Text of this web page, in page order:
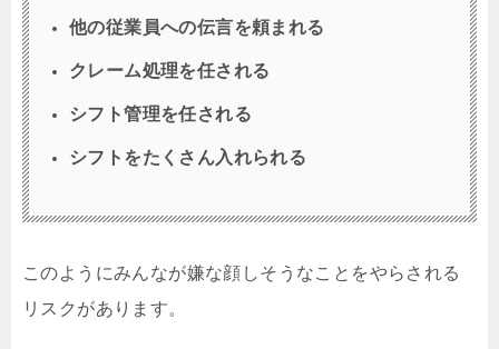
他の従業員への伝言を頼まれる
クレーム処理を任される
シフト管理を任される
シフトをたくさん入れられる
このようにみんなが嫌な顔しそうなことをやらされる
リスクがあります。